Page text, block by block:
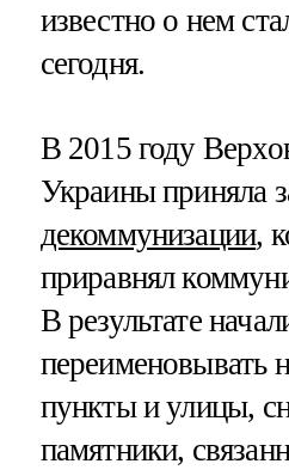
известно о нем
сегодня.
В 2015 году
Украины приняла
декоммунизации,
приравнял
В результате
переименовывать
пункты и улицы,
памятники,